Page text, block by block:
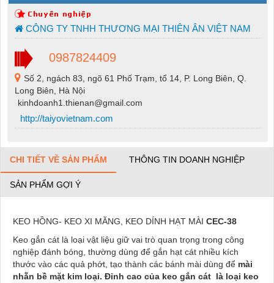
CÔNG TY TNHH THƯƠNG MẠI THIÊN ÂN VIỆT NAM
0987824409
Số 2, ngách 83, ngõ 61 Phố Trạm, tổ 14, P. Long Biên, Q.
Long Biên, Hà Nội
kinhdoanh1.thienan@gmail.com
http://taiyovietnam.com
CHI TIẾT VỀ SẢN PHẨM THÔNG TIN DOANH NGHIỆP
SẢN PHẨM GỢI Ý
KEO HỒNG- KEO XI MĂNG, KEO DÍNH HẠT MÀI CEC-38
Keo gắn cát là loại vật liệu giữ vai trò quan trọng trong công
nghiệp đánh bóng, thường dùng để gắn hạt cát nhiều kích
thước vào các quả phớt, tạo thành các bánh mài dùng để mài
nhẵn bề mặt kim loại. Đỉnh cao của keo gắn cát là loại keo